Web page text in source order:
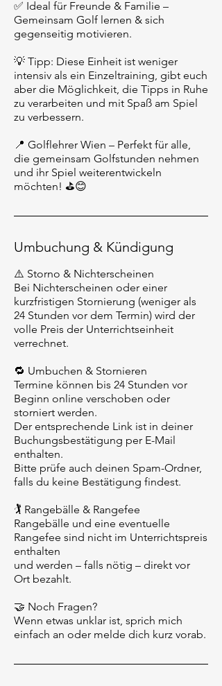
✅ Ideal für Freunde & Familie –
Gemeinsam Golf lernen & sich
gegenseitig motivieren.
💡 Tipp: Diese Einheit ist weniger
intensiv als ein Einzeltraining, gibt euch
aber die Möglichkeit, die Tipps in Ruhe
zu verarbeiten und mit Spaß am Spiel
zu verbessern.
📍 Golflehrer Wien – Perfekt für alle,
die gemeinsam Golfstunden nehmen
und ihr Spiel weiterentwickeln
möchten! ⛳😊
Umbuchung & Kündigung
⚠️ Storno & Nichterscheinen
Bei Nichterscheinen oder einer
kurzfristigen Stornierung (weniger als
24 Stunden vor dem Termin) wird der
volle Preis der Unterrichtseinheit
verrechnet.
🔁 Umbuchen & Stornieren
Termine können bis 24 Stunden vor
Beginn online verschoben oder
storniert werden.
Der entsprechende Link ist in deiner
Buchungsbestätigung per E-Mail
enthalten.
Bitte prüfe auch deinen Spam-Ordner,
falls du keine Bestätigung findest.
🏌️ Rangebälle & Rangefee
Rangebälle und eine eventuelle
Rangefee sind nicht im Unterrichtspreis
enthalten
und werden – falls nötig – direkt vor
Ort bezahlt.
🤝 Noch Fragen?
Wenn etwas unklar ist, sprich mich
einfach an oder melde dich kurz vorab.